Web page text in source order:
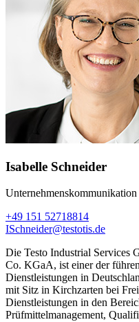
Isabelle Schneider
Unternehmenskommunikation
+49 151 52718814
ISchneider@testotis.de
Die Testo Industrial Services
Co. KGaA, ist einer der
Dienstleistungen in
mit Sitz in Kirchzarten bei
Dienstleistungen in den
Prüfmittelmanagement,